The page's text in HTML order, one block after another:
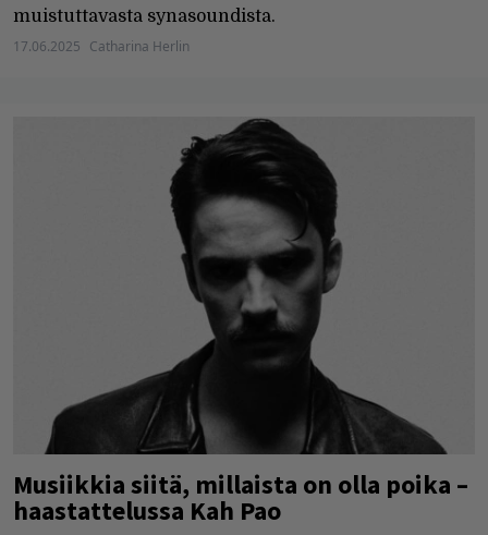
muistuttavasta synasoundista.
17.06.2025 Catharina Herlin
Musiikkia siitä, millaista on olla poika –
haastattelussa Kah Pao